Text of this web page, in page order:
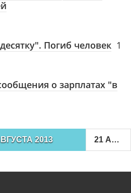
Погиб человек 1
о зарплатах "в
2013 21 АВГУСТА 2013